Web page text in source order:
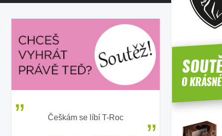
Češkám se líbí T-Roc